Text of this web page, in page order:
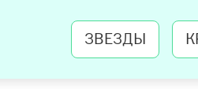
ЗВЕЗДЫ